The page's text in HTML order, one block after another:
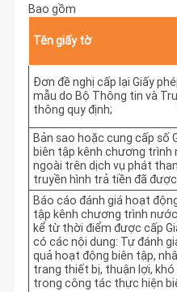
Bao gồm
Tên giấy tờ
Đơn đề nghị cấp lại Giấy
mẫu do Bộ Thông tin và
thông quy định;
Bản sao hoặc cung cấp số
biên tập kênh chương trình
ngoài trên dịch vụ phát
truyền hình trả tiền đã
Báo cáo đánh giá hoạt
tập kênh chương trình
kể từ thời điểm được cấp
có các nội dung: Tự đánh
quả hoạt động biên tập,
trang thiết bị, thuận lợi, khó
trong công tác thực hiện